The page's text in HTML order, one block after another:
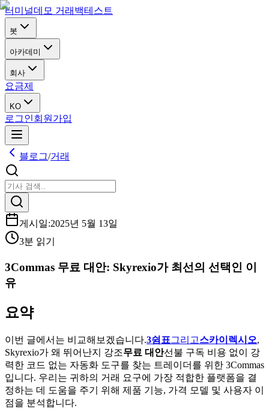
터미널데모 거래 백테스트
봇
아카데미
회사
요금제
KO
로그인회원가입
블로그/거래
게시일:2025년 5월 13일
3분 읽기
3Commas 무료 대안: Skyrexio가 최선의 선택인 이
유
요약
이번 글에서는 비교해보겠습니다.3쉼표그리고스카이렉시오,
Skyrexio가 왜 뛰어난지 강조무료 대안선불 구독 비용 없이 강
력한 코드 없는 자동화 도구를 찾는 트레이더를 위한 3Commas
입니다. 우리는 귀하의 거래 요구에 가장 적합한 플랫폼을 결
정하는 데 도움을 주기 위해 제품 기능, 가격 모델 및 사용자 이
점을 분석합니다.